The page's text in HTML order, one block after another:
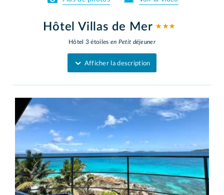
Hôtel Villas de Mer★ ★ ★
Hôtel 3 étoiles en Petit déjeuner
Afficher la description